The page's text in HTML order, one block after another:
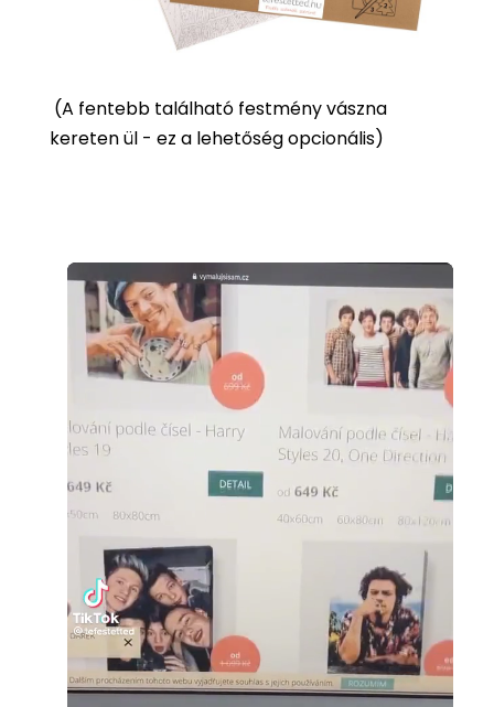
(A fentebb található festmény vászna
kereten ül - ez a lehetőség opcionális)